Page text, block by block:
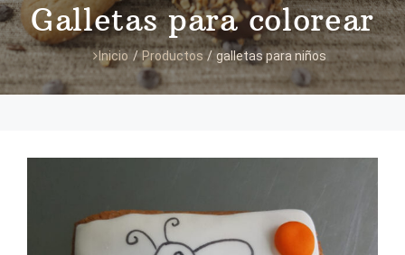
Galletas para colorear
Inicio / Productos / galletas para niños